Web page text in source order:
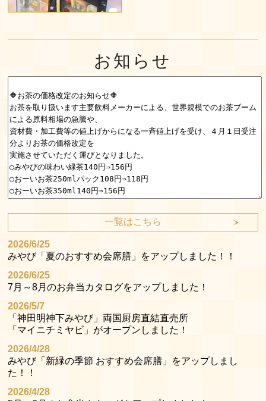
お知らせ
一覧はこちら
2026/6/25
みやび「夏のおすすめ会席膳」をアップしました！！
2026/6/25
7月～8月のお弁当カタログをアップしました！
2026/5/7
「神田明神下みやび」両国厨房直結直売所
「マイニチミヤビ」がオープンしました！
2026/4/28
みやび「新緑の季節 おすすめ会席膳」をアップしまし
た！！
2026/4/28